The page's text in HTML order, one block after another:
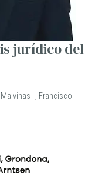
jurídico del
Malvinas , Francisco